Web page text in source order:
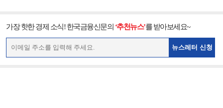
가장 핫한 경제 소식! 한국금융신문의 ‘추천뉴스’를 받아보세요~
뉴스레터 신청